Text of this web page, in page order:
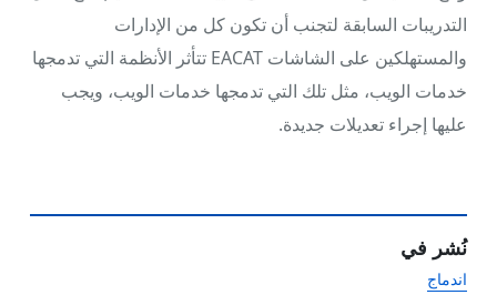
التدريبات السابقة لتجنب أن تكون كل من الإدارات
والمستهلكين على الشاشات EACAT تتأثر الأنظمة التي تدمجها
خدمات الويب، مثل تلك التي تدمجها خدمات الويب، ويجب
عليها إجراء تعديلات جديدة.
نُشر في
اندماج